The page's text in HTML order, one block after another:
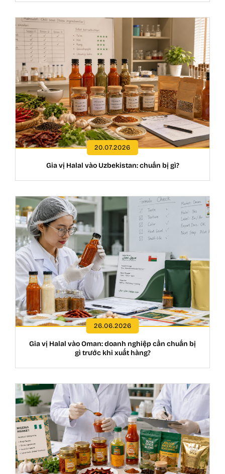
20.07.2026
Gia vị Halal vào Uzbekistan: chuẩn bị gì?
26.06.2026
Gia vị Halal vào Oman: doanh nghiệp cần chuẩn bị
gì trước khi xuất hàng?